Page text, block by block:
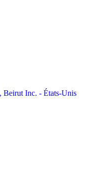
Beirut Inc. - États-Unis